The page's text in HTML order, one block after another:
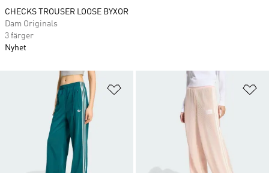
Lägg till på önskelistan
CHECKS TROUSER LOOSE BYXOR
Dam Originals
3 färger
Nyhet